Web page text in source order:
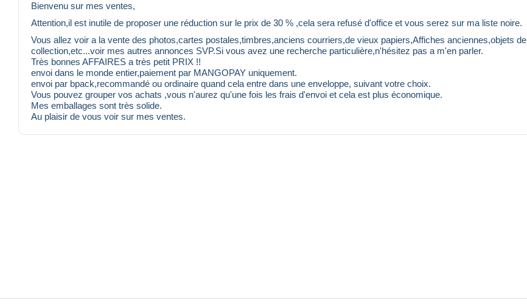
Bienvenu sur mes ventes,
Attention,il est inutile de proposer une réduction sur le prix de 30 % ,cela sera refusé d'office et vous serez sur ma liste noire.
Vous allez voir a la vente des photos,cartes postales,timbres,anciens courriers,de vieux papiers,Affiches anciennes,objets de
collection,etc...voir mes autres annonces SVP.Si vous avez une recherche particulière,n'hésitez pas a m'en parler.
Très bonnes AFFAIRES a très petit PRIX !!
envoi dans le monde entier,paiement par MANGOPAY uniquement.
envoi par bpack,recommandé ou ordinaire quand cela entre dans une enveloppe, suivant votre choix.
Vous pouvez grouper vos achats ,vous n'aurez qu'une fois les frais d'envoi et cela est plus économique.
Mes emballages sont très solide.
Au plaisir de vous voir sur mes ventes.